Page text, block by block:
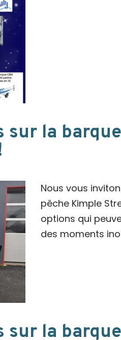
sur la
Nous vous
pêche Kimple
options qui
des moments
sur la